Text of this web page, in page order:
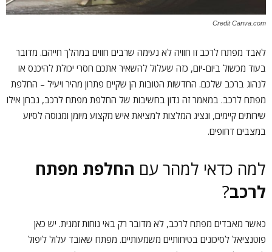
Credit Canva.com
לאבד מפתח לרכב זו חוויה לא נעימה שרבים חווים במהלך חייהם. מדובר
בעוד מכשול ביום-יום, כזה שעלול להשאיר אתכם חסרי יכולת להיכנס או
לנהוג ברכב שלכם. החדשות הטובות הן שקיים פתרון מהיר ויעיל – החלפת
מפתח לרכב. במאמר זה נדון בחשיבות של החלפת מפתח לרכב, נבחן אילו
שירותים קיימים, ונציג המלצות למציאת איש מקצוע מיומן ומנוסה לסיוע
במצבים דחופים.
למה כדאי למהר עם החלפת מפתח
לרכב?
כאשר מאבדים מפתח לרכב, לא מדובר רק באי נוחות זמנית. יש כאן
פוטנציאל לסיכונים בטיחותיים משמעותיים. מפתח שאובד עלול ליפול